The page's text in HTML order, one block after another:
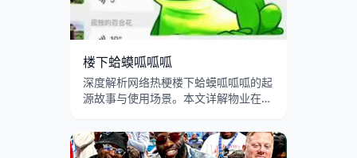
楼下蛤蟆呱呱呱
深度解析网络热梗楼下蛤蟆呱呱呱的起
源故事与使用场景。本文详解物业在吗
转场特效的病毒式传播，以及业主投诉
蛤蟆梗在B站和抖音的流行演变。